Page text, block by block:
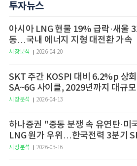
투자뉴스
아시아 LNG 현물 19% 급락·새울 3
동…국내 에너지 지형 대전환 가속
시장분석 2026-04-20
SKT 주간 KOSPI 대비 6.2%p 상
SA~6G 사이클, 2029년까지 대규
예고
시장분석 2026-04-13
하나증권 "중동 분쟁 속 유연탄·미
LNG 원가 우위…한국전력 3분기
승 전망"
시장분석 2026-03-16